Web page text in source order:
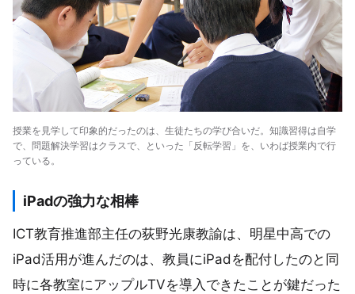
授業を見学して印象的だったのは、生徒たちの学び合いだ。知識習得は自学
で、問題解決学習はクラスで、といった「反転学習」を、いわば授業内で行
っている。
iPadの強力な相棒
ICT教育推進部主任の荻野光康教諭は、明星中高での
iPad活用が進んだのは、教員にiPadを配付したのと同
時に各教室にアップルTVを導入できたことが鍵だった